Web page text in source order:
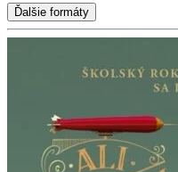
Ďalšie formáty